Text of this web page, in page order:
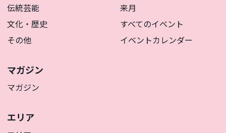
伝統芸能
文化・歴史
その他
来月
すべてのイベント
イベントカレンダー
マガジン
マガジン
エリア